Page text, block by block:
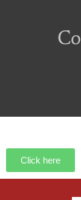
Click here